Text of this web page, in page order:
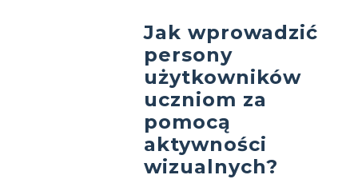
Jak wprowadzić
persony
użytkowników
uczniom za
pomocą
aktywności
wizualnych?